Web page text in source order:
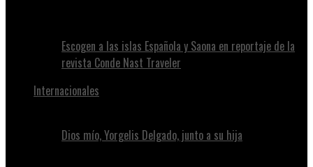
Escogen a las islas Española y Saona en reportaje de la
revista Conde Nast Traveler
Internacionales
Dios mío, Yorgelis Delgado, junto a su hija